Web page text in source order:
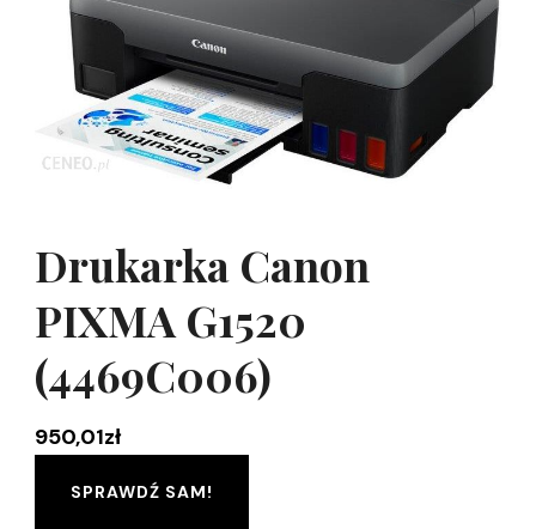
Drukarka Canon
PIXMA G1520
(4469C006)
950,01zł
SPRAWDŹ SAM!